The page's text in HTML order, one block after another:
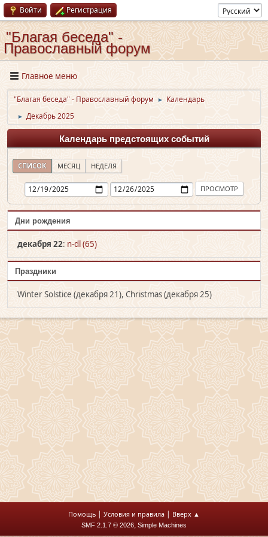
Войти Регистрация
"Благая беседа" -
Православный форум
Главное меню
"Благая беседа" - Православный форум ► Календарь
► Декабрь 2025
Календарь предстоящих событий
СПИСОК МЕСЯЦ НЕДЕЛЯ
Дни рождения
декабря 22: n-dl (65)
Праздники
Winter Solstice (декабря 21), Christmas (декабря 25)
Помощь | Условия и правила | Вверх ▲
SMF 2.1.7 © 2026, Simple Machines